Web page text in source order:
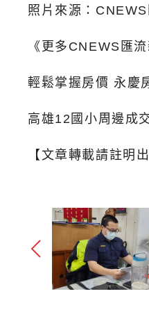
照片來源：
《更多CNEWS匯
輕鬆掌握房價 永慶
高雄12國小周邊成
【文章轉載請註明出